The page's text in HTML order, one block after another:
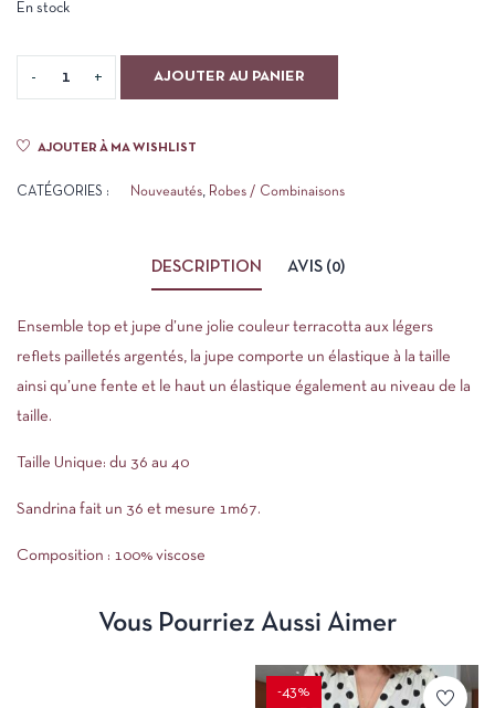
En stock
AJOUTER AU PANIER
AJOUTER À MA WISHLIST
CATÉGORIES : Nouveautés, Robes / Combinaisons
DESCRIPTION AVIS (0)
Ensemble top et jupe d’une jolie couleur terracotta aux légers
reflets pailletés argentés, la jupe comporte un élastique à la taille
ainsi qu’une fente et le haut un élastique également au niveau de la
taille.
Taille Unique: du 36 au 40
Sandrina fait un 36 et mesure 1m67.
Composition : 100% viscose
Vous Pourriez Aussi Aimer
-43%